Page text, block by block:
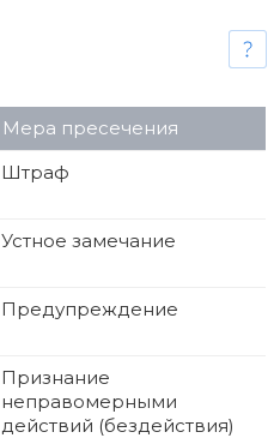
Мера пресечения
Штраф
Устное замечание
Предупреждение
Признание
неправомерными
действий (бездействия)